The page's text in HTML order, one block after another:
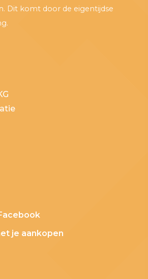
Dit komt door de eigentijdse
je aankopen